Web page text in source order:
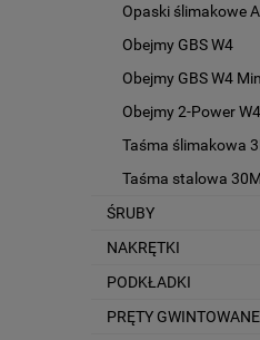
Opaski ślimakowe
Obejmy GBS W4
Obejmy GBS W4
Obejmy 2-Power W4
Taśma ślimakowa
Taśma stalowa
ŚRUBY
NAKRĘTKI
PODKŁADKI
PRĘTY GWINTOWANE